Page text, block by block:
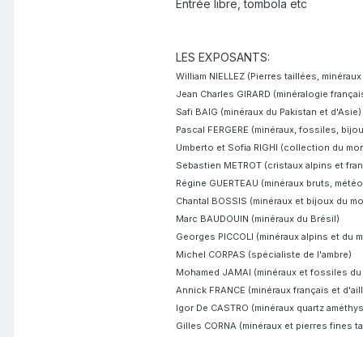
Entrée libre, tombola etc
LES EXPOSANTS:
William NIELLEZ (Pierres taillées,
Jean Charles GIRARD (minéralogie
Safi BAIG (minéraux du Pakistan et d'Asie)
Pascal FERGERE (minéraux, fossiles,
Umberto et Sofia RIGHI (collection du
Sebastien METROT (cristaux alpins et
Régine GUERTEAU (minéraux bruts,
Chantal BOSSIS (minéraux et bijoux du
Marc BAUDOUIN (minéraux du Brésil)
Georges PICCOLI (minéraux alpins et du
Michel CORPAS (spécialiste de l'ambre)
Mohamed JAMAI (minéraux et fossiles
Annick FRANCE (minéraux français et
Igor De CASTRO (minéraux quartz
Gilles CORNA (minéraux et pierres fines